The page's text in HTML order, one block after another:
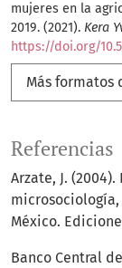
mujeres en la
2019. (2021). Kera
https://doi.org/
Más formatos
Referencias
Arzate, J.
México.
Banco Central